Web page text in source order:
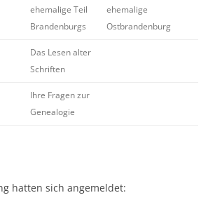
ehemalige Teil
Brandenburgs
ehemalige
Ostbrandenburg
Das Lesen alter
Schriften
Ihre Fragen zur
Genealogie
hatten sich angemeldet: